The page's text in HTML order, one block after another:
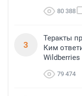
80 388
3
Теракты
Ким
Wildberries
79 474